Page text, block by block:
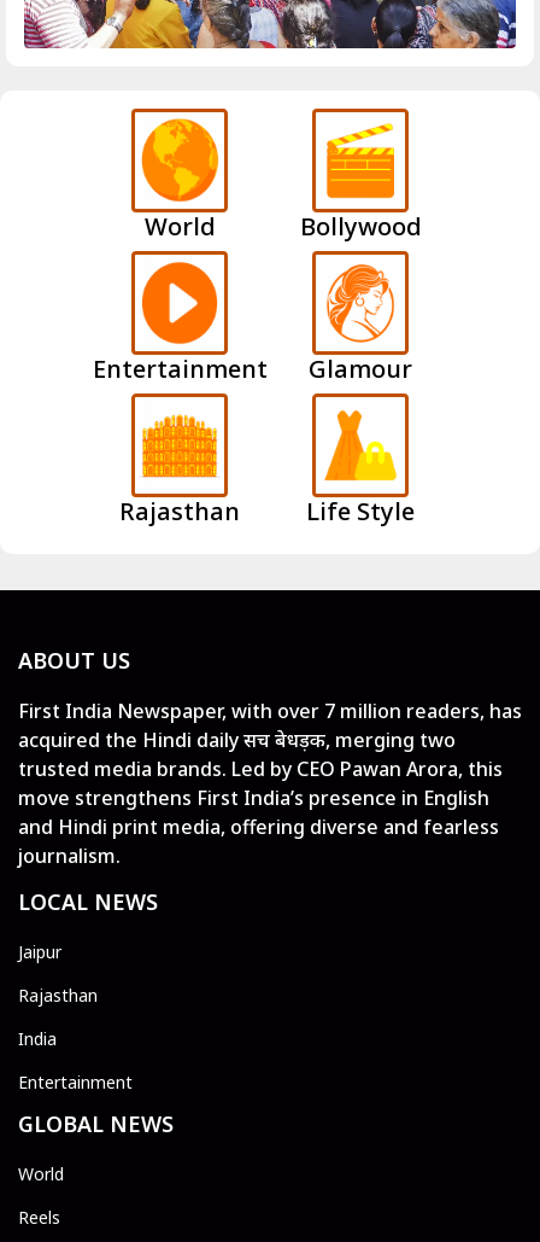
World Bollywood
Entertainment Glamour
Rajasthan Life Style
ABOUT US
First India Newspaper, with over 7 million readers, has
acquired the Hindi daily सच बेधड़क, merging two
trusted media brands. Led by CEO Pawan Arora, this
move strengthens First India’s presence in English
and Hindi print media, offering diverse and fearless
journalism.
LOCAL NEWS
Jaipur
Rajasthan
India
Entertainment
GLOBAL NEWS
World
Reels